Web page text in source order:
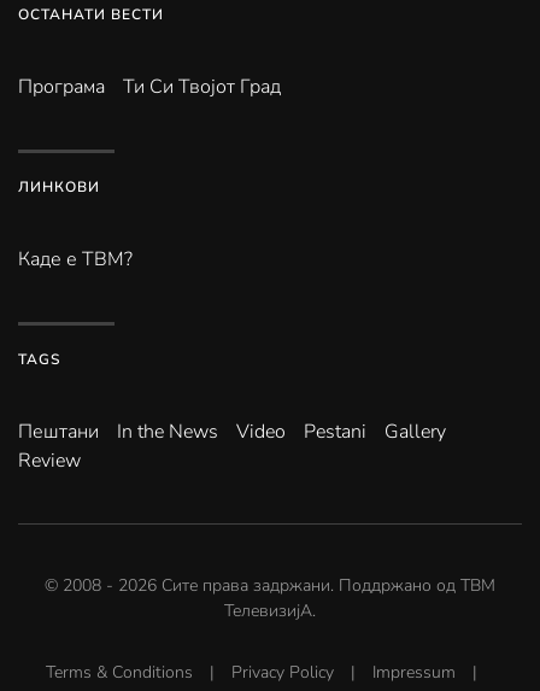
ОСТАНАТИ ВЕСТИ
Програма Ти Си Твојот Град
ЛИНКОВИ
Каде е ТВМ?
TAGS
Пештани In the News Video Pestani
Gallery
Review
© 2008 - 2026 Сите права задржани. Поддржано од ТВМ
ТелевизијА.
Terms & Conditions | Privacy Policy | Impressum |